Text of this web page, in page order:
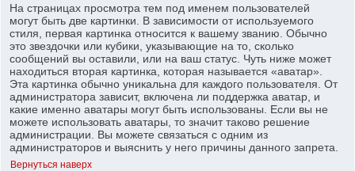
На страницах просмотра тем под именем пользователей
могут быть две картинки. В зависимости от используемого
стиля, первая картинка относится к вашему званию. Обычно
это звездочки или кубики, указывающие на то, сколько
сообщений вы оставили, или на ваш статус. Чуть ниже может
находиться вторая картинка, которая называется «аватар».
Эта картинка обычно уникальна для каждого пользователя. От
администратора зависит, включена ли поддержка аватар, и
какие именно аватары могут быть использованы. Если вы не
можете использовать аватары, то значит таково решение
администрации. Вы можете связаться с одним из
администраторов и выяснить у него причины данного запрета.
Вернуться наверх